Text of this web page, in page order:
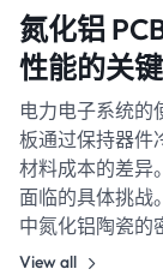
氮化铝
性能的关键
电力电子系统的
板通过保持器件
材料成本的差异
面临的具体挑战
中氮化铝陶瓷的
View all